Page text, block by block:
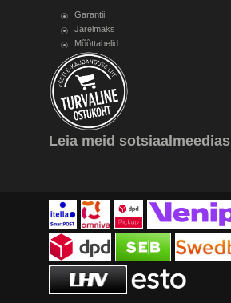
Garantii
Järelmaks
Mõõttabelid
Leia meid sotsiaalmeedias